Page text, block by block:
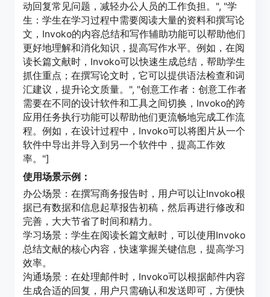
动回复常见问题，减轻办公人员的工作负担。", "学
生：学生在学习过程中需要阅读大量的资料和撰写论
文，Invoko的内容总结和写作辅助功能可以帮助他们
更好地理解和消化知识，提高写作水平。例如，在阅
读长篇文献时，Invoko可以快速生成总结，帮助学生
抓住重点；在撰写论文时，它可以提供语法检查和词
汇建议，提升论文质量。", "创意工作者：创意工作者
需要在不同的设计软件和工具之间切换，Invoko的跨
应用任务执行功能可以帮助他们更流畅地完成工作流
程。例如，在设计过程中，Invoko可以将图片从一个
软件中导出并导入到另一个软件中，提高工作效
率。"]
使用场景示例：
办公场景：在撰写商务报告时，用户可以让Invoko根
据已有数据和信息起草报告初稿，然后再进行修改和
完善，大大节省了时间和精力。
学习场景：学生在阅读长篇文献时，可以使用Invoko
总结文献的核心内容，快速掌握关键信息，提高学习
效率。
沟通场景：在处理邮件时，Invoko可以根据邮件内容
生成合适的回复，用户只需确认和发送即可，方便快